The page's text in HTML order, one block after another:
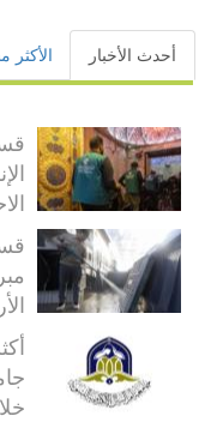
أحدث الأخبار الأكثر